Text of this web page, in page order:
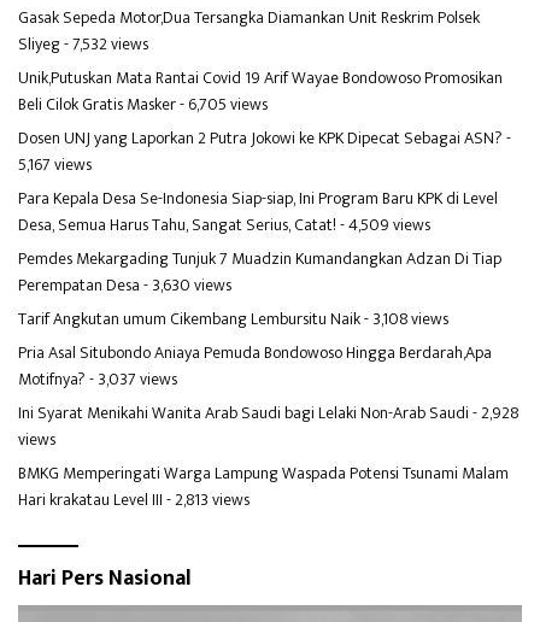
Gasak Sepeda Motor,Dua Tersangka Diamankan Unit Reskrim Polsek
Sliyeg- 7,532 views
Unik,Putuskan Mata Rantai Covid 19 Arif Wayae Bondowoso Promosikan
Beli Cilok Gratis Masker- 6,705 views
Dosen UNJ yang Laporkan 2 Putra Jokowi ke KPK Dipecat Sebagai ASN?-
5,167 views
Para Kepala Desa Se-Indonesia Siap-siap, Ini Program Baru KPK di Level
Desa, Semua Harus Tahu, Sangat Serius, Catat!- 4,509 views
Pemdes Mekargading Tunjuk 7 Muadzin Kumandangkan Adzan Di Tiap
Perempatan Desa- 3,630 views
Tarif Angkutan umum Cikembang Lembursitu Naik- 3,108 views
Pria Asal Situbondo Aniaya Pemuda Bondowoso Hingga Berdarah,Apa
Motifnya?- 3,037 views
Ini Syarat Menikahi Wanita Arab Saudi bagi Lelaki Non-Arab Saudi- 2,928
views
BMKG Memperingati Warga Lampung Waspada Potensi Tsunami Malam
Hari krakatau Level III- 2,813 views
Hari Pers Nasional